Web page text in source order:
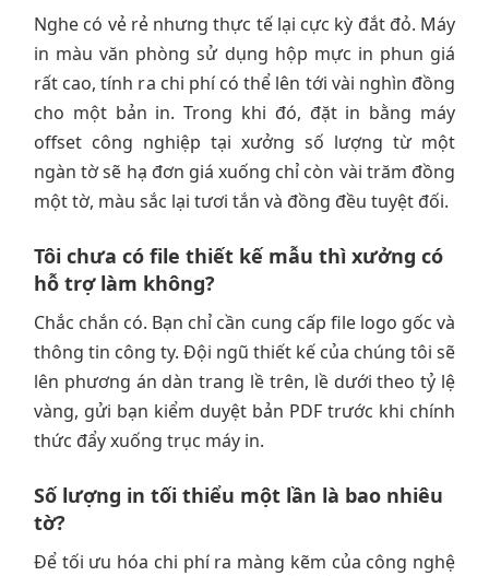
Nghe có vẻ rẻ nhưng thực tế lại cực kỳ đắt đỏ. Máy
in màu văn phòng sử dụng hộp mực in phun giá
rất cao, tính ra chi phí có thể lên tới vài nghìn đồng
cho một bản in. Trong khi đó, đặt in bằng máy
offset công nghiệp tại xưởng số lượng từ một
ngàn tờ sẽ hạ đơn giá xuống chỉ còn vài trăm đồng
một tờ, màu sắc lại tươi tắn và đồng đều tuyệt đối.
Tôi chưa có file thiết kế mẫu thì xưởng có
hỗ trợ làm không?
Chắc chắn có. Bạn chỉ cần cung cấp file logo gốc và
thông tin công ty. Đội ngũ thiết kế của chúng tôi sẽ
lên phương án dàn trang lề trên, lề dưới theo tỷ lệ
vàng, gửi bạn kiểm duyệt bản PDF trước khi chính
thức đẩy xuống trục máy in.
Số lượng in tối thiểu một lần là bao nhiêu
tờ?
Để tối ưu hóa chi phí ra màng kẽm của công nghệ